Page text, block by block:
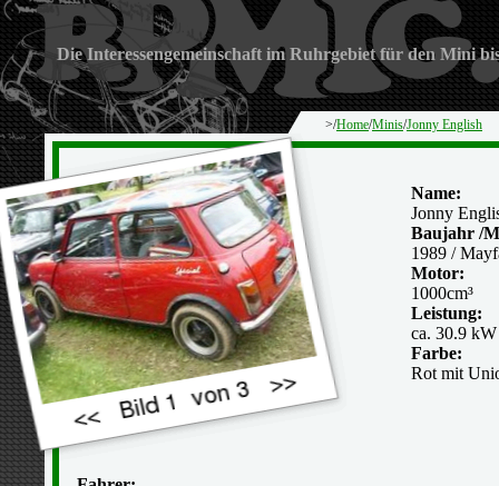
Die Interessengemeinschaft im Ruhrgebiet für den Mini
>/Home/Minis/Jonny English
Name:
Jonny
Baujahr /
1989 /
Motor:
1000cm³
Leistung:
ca. 30.9
Farbe:
Rot mit